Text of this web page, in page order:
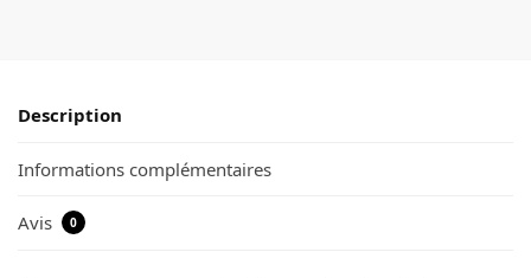
Description
Informations complémentaires
Avis 0